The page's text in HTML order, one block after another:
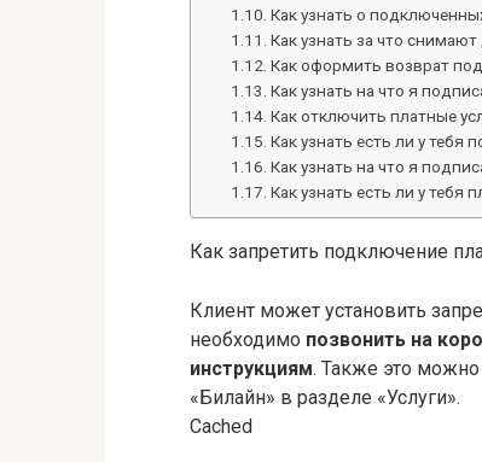
Как узнать о
Как узнать за что
Как оформить возврат
Как узнать на что я
Как отключить платные
Как узнать есть ли у тебя
Как узнать на что я
Как узнать есть ли у тебя
Как запретить подключение
Клиент может установить
необходимо позвонить на
инструкциям. Также это можно
«Билайн» в разделе «Услуги».
Cached